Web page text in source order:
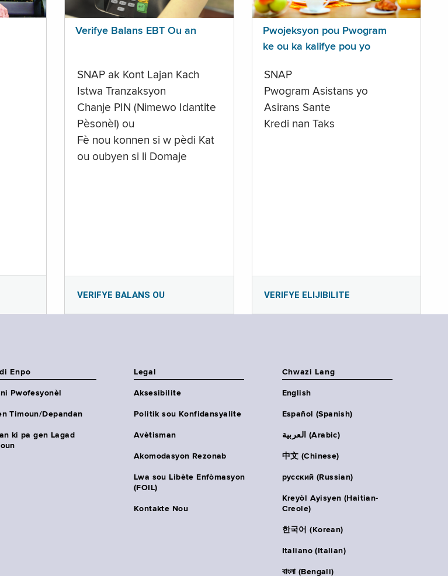
Verifye Balans EBT Ou an
SNAP ak Kont Lajan Kach
Istwa Tranzaksyon
Chanje PIN (Nimewo Idantite
Pèsonèl) ou
Fè nou konnen si w pèdi Kat
ou oubyen si li Domaje
VERIFYE BALANS OU
Pwojeksyon pou Pwogram
ke ou ka kalifye pou yo
SNAP
Pwogram Asistans yo
Asirans Sante
Kredi nan Taks
VERIFYE ELIJIBILITE
Enpo
Pwofesyonèl
Timoun/Depandan
ki pa gen Lagad
Legal
Aksesibilite
Politik sou Konfidansyalite
Avètisman
Akomodasyon Rezonab
Lwa sou Libète Enfòmasyon
(FOIL)
Kontakte Nou
Chwazi Lang
English
Español (Spanish)
العربية (Arabic)
中文 (Chinese)
русский (Russian)
Kreyòl Ayisyen (Haitian-
Creole)
한국어 (Korean)
Italiano (Italian)
বাংলা (Bengali)